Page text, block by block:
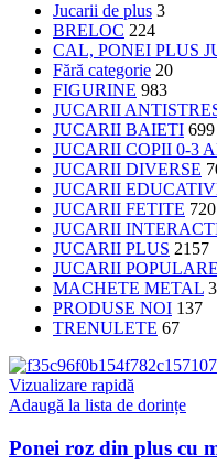
Jucarii de plus 3
BRELOC 224
CAL, PONEI PLUS
Fără categorie 20
FIGURINE 983
JUCARII
JUCARII BAIETI 699
JUCARII COPII 0-3
JUCARII DIVERSE
JUCARII
JUCARII FETITE 720
JUCARII
JUCARII PLUS 2157
JUCARII POPULARE
MACHETE METAL
PRODUSE NOI 137
TRENULETE 67
Vizualizare rapidă
Adaugă la lista de dorințe
Ponei roz din plus cu